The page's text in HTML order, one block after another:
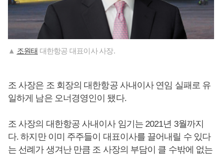
▲ 조원태 대한항공 대표이사 사장.
조 사장은 조 회장의 대한항공 사내이사 연임 실패로 유
일하게 남은 오너경영인이 됐다.
조 사장의 대한항공 사내이사 임기는 2021년 3월까지
다. 하지만 이미 주주들이 대표이사를 끌어내릴 수 있다
는 선례가 생겨난 만큼 조 사장의 부담이 클 수밖에 없는